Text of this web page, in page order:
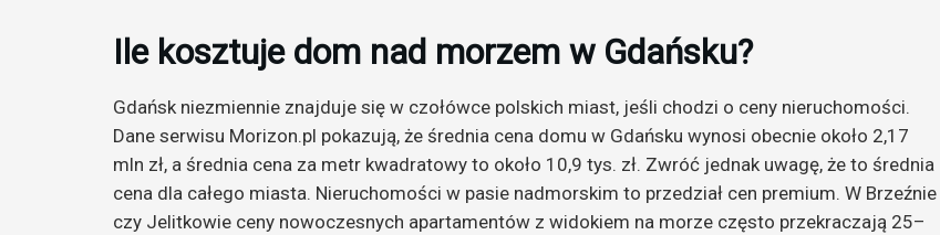
Ile kosztuje dom nad morzem w Gdańsku?
Gdańsk niezmiennie znajduje się w czołówce polskich miast, jeśli chodzi o ceny nieruchomości.
Dane serwisu Morizon.pl pokazują, że średnia cena domu w Gdańsku wynosi obecnie około 2,17
mln zł, a średnia cena za metr kwadratowy to około 10,9 tys. zł. Zwróć jednak uwagę, że to średnia
cena dla całego miasta. Nieruchomości w pasie nadmorskim to przedział cen premium. W Brzeźnie
czy Jelitkowie ceny nowoczesnych apartamentów z widokiem na morze często przekraczają 25–